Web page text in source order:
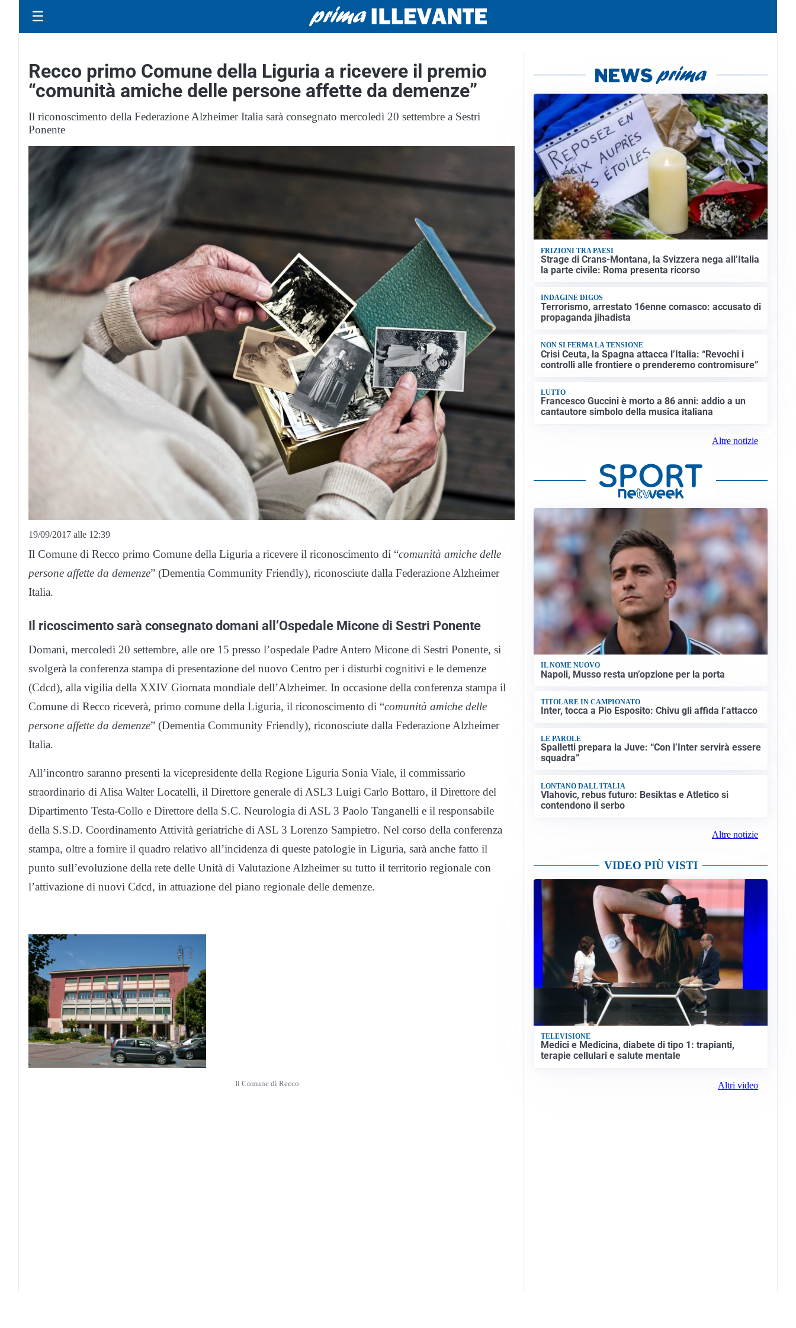
☰
Recco primo Comune della Liguria a ricevere il premio
“comunità amiche delle persone affette da demenze”
Il riconoscimento della Federazione Alzheimer Italia sarà consegnato mercoledì 20 settembre a Sestri
Ponente
19/09/2017 alle 12:39
Il Comune di Recco primo Comune della Liguria a ricevere il riconoscimento di “comunità amiche delle
persone affette da demenze” (Dementia Community Friendly), riconosciute dalla Federazione Alzheimer
Italia.
Il ricoscimento sarà consegnato domani all’Ospedale Micone di Sestri Ponente
Domani, mercoledì 20 settembre, alle ore 15 presso l’ospedale Padre Antero Micone di Sestri Ponente, si
svolgerà la conferenza stampa di presentazione del nuovo Centro per i disturbi cognitivi e le demenze
(Cdcd), alla vigilia della XXIV Giornata mondiale dell’Alzheimer. In occasione della conferenza stampa il
Comune di Recco riceverà, primo comune della Liguria, il riconoscimento di “comunità amiche delle
persone affette da demenze” (Dementia Community Friendly), riconosciute dalla Federazione Alzheimer
Italia.
All’incontro saranno presenti la vicepresidente della Regione Liguria Sonia Viale, il commissario
straordinario di Alisa Walter Locatelli, il Direttore generale di ASL3 Luigi Carlo Bottaro, il Direttore del
Dipartimento Testa-Collo e Direttore della S.C. Neurologia di ASL 3 Paolo Tanganelli e il responsabile
della S.S.D. Coordinamento Attività geriatriche di ASL 3 Lorenzo Sampietro. Nel corso della conferenza
stampa, oltre a fornire il quadro relativo all’incidenza di queste patologie in Liguria, sarà anche fatto il
punto sull’evoluzione della rete delle Unità di Valutazione Alzheimer su tutto il territorio regionale con
l’attivazione di nuovi Cdcd, in attuazione del piano regionale delle demenze.
Il Comune di Recco
FRIZIONI TRA PAESI
Strage di Crans-Montana, la Svizzera nega all’Italia
la parte civile: Roma presenta ricorso
INDAGINE DIGOS
Terrorismo, arrestato 16enne comasco: accusato di
propaganda jihadista
NON SI FERMA LA TENSIONE
Crisi Ceuta, la Spagna attacca l’Italia: “Revochi i
controlli alle frontiere o prenderemo contromisure”
LUTTO
Francesco Guccini è morto a 86 anni: addio a un
cantautore simbolo della musica italiana
Altre notizie
IL NOME NUOVO
Napoli, Musso resta un’opzione per la porta
TITOLARE IN CAMPIONATO
Inter, tocca a Pio Esposito: Chivu gli affida l’attacco
LE PAROLE
Spalletti prepara la Juve: “Con l’Inter servirà essere
squadra”
LONTANO DALL'ITALIA
Vlahovic, rebus futuro: Besiktas e Atletico si
contendono il serbo
Altre notizie
VIDEO PIÙ VISTI
TELEVISIONE
Medici e Medicina, diabete di tipo 1: trapianti,
terapie cellulari e salute mentale
Altri video